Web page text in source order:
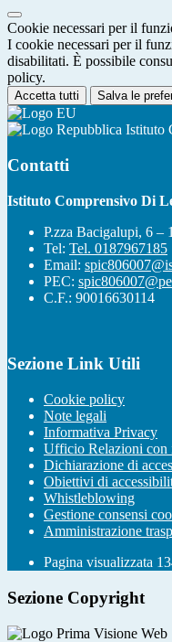
Cookie necessari per il
I cookie necessari per il
disabilitati. È possibile
policy.
Accetta tutti Salva le
Istituto
Contatti
Istituto Comprensivo Di
P.zza Bacigalupi, 6
Tel: Tel. 0187967185
Email:
PEC:
C.F.: 90016630114
Sezione Link Utili
Cookie policy
Note legali
Informativa Privacy
Ufficio Relazioni con
Dichiarazione di
Obiettivi di
Whistleblowing
Gestione consensi
Amministrazione
Pagina visualizzata
Sezione Copyright